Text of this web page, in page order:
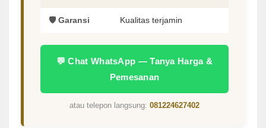
🛡️ Garansi Kualitas terjamin
💬 Chat WhatsApp — Tanya Harga &
Pemesanan
atau telepon langsung: 081224627402